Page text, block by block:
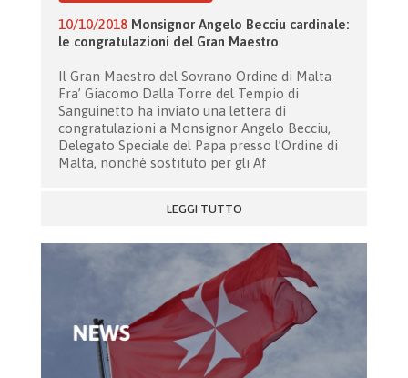
10/10/2018 Monsignor Angelo Becciu cardinale:
le congratulazioni del Gran Maestro
Il Gran Maestro del Sovrano Ordine di Malta
Fra’ Giacomo Dalla Torre del Tempio di
Sanguinetto ha inviato una lettera di
congratulazioni a Monsignor Angelo Becciu,
Delegato Speciale del Papa presso l’Ordine di
Malta, nonché sostituto per gli Af
LEGGI TUTTO